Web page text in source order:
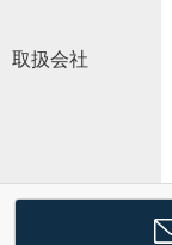
取扱会社